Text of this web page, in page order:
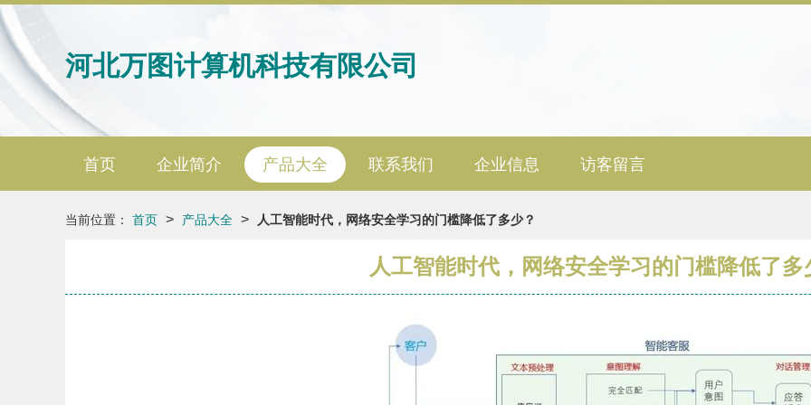
河北万图计算机科技有限公司
首页 企业简介 产品大全 联系我们 企业信息 访客留言
当前位置： 首页 > 产品大全 > 人工智能时代，网络安全学习的门槛降低了多少？
人工智能时代，网络安全学习的门槛降低了多